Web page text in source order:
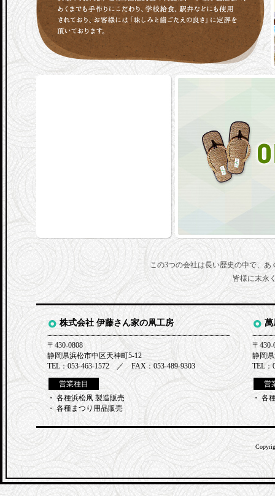
この3つの会社は長い歴史の中で、
皆様に末永
株式会社 伊藤さん家の凧工房
〒430-0808
静岡県浜松市中区天神町5-12
TEL：053-463-1572 ／ FAX：053-489-9303
営業種目
・ 各種浜松凧 製造販売
・ 各種まつり用品販売
萬
〒430-
静岡
TEL
営
・ 各